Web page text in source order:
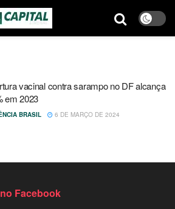
vacinal contra sarampo no DF alcança
em 2023
BRASIL 6 DE MARÇO DE 2024
Facebook